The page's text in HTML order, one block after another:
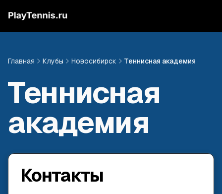
Главная Клубы Новосибирск Теннисная академия
Теннисная
академия
Контакты